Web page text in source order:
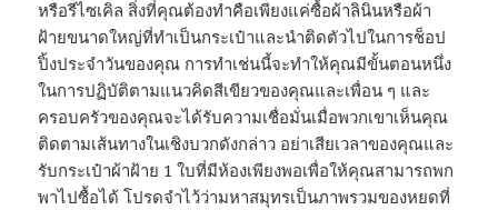
หรือรีไซเคิล สิ่งที่คุณต้องทำคือเพียงแค่ซื้อผ้าลินินหรือผ้า
ฝ้ายขนาดใหญ่ที่ทำเป็นกระเป๋าและนำติดตัวไปในการช็อป
ปิ้งประจำวันของคุณ การทำเช่นนี้จะทำให้คุณมีขั้นตอนหนึ่ง
ในการปฏิบัติตามแนวคิดสีเขียวของคุณและเพื่อน ๆ และ
ครอบครัวของคุณจะได้รับความเชื่อมั่นเมื่อพวกเขาเห็นคุณ
ติดตามเส้นทางในเชิงบวกดังกล่าว อย่าเสียเวลาของคุณและ
รับกระเป๋าผ้าฝ้าย 1 ใบที่มีห้องเพียงพอเพื่อให้คุณสามารถพก
พาไปซื้อได้ โปรดจำไว้ว่ามหาสมุทรเป็นภาพรวมของหยดที่